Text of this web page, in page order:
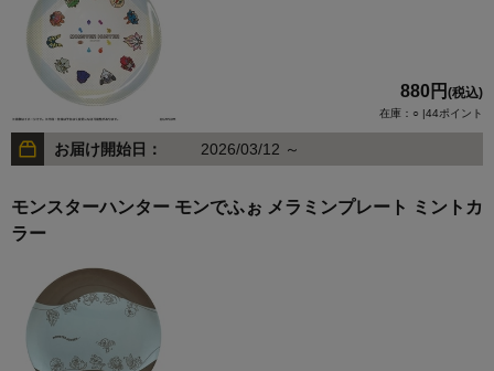
880円 (税込)
在庫：○ |44ポイント
お届け開始日： 2026/03/12 ～
モンスターハンター モンでふぉ メラミンプレート ミントカ
ラー